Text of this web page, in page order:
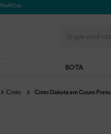
BOTA
Cinto Cinto Dakota em Couro Preto